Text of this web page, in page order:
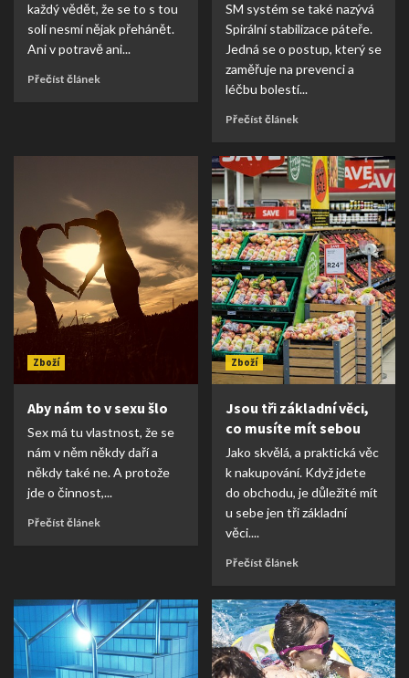
každý vědět, že se to s tou
solí nesmí nějak přehánět.
Ani v potravě ani...
Přečíst článek
SM systém se také nazývá
Spirální stabilizace páteře.
Jedná se o postup, který se
zaměřuje na prevenci a
léčbu bolestí...
Přečíst článek
Zboží
Aby nám to v sexu šlo
Sex má tu vlastnost, že se
nám v něm někdy daří a
někdy také ne. A protože
jde o činnost,...
Přečíst článek
Zboží
Jsou tři základní věci,
co musíte mít sebou
Jako skvělá, a praktická věc
k nakupování. Když jdete
do obchodu, je důležité mít
u sebe jen tři základní
věci....
Přečíst článek